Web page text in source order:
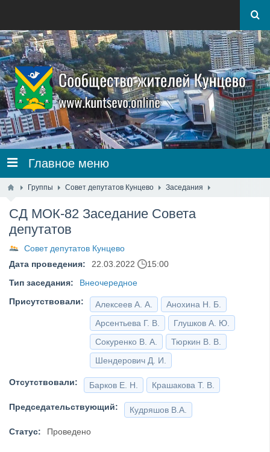
Главное меню
Группы Совет депутатов Кунцево Заседания
СД МОК-82 Заседание Совета
депутатов
Совет депутатов Кунцево
Дата проведения:
22.03.2022
15:00
Тип заседания:
Внеочередное
Присутствовали:
Алексеев А. А.
Анохина Н. Б.
Арсентьева Г. В.
Глушков А. Ю.
Сокуренко В. А.
Тюркин В. В.
Шендерович Д. И.
Отсутствовали: Барков Е. Н. Крашакова Т. В.
Председательствующий: Кудряшов В.А.
Статус: Проведено